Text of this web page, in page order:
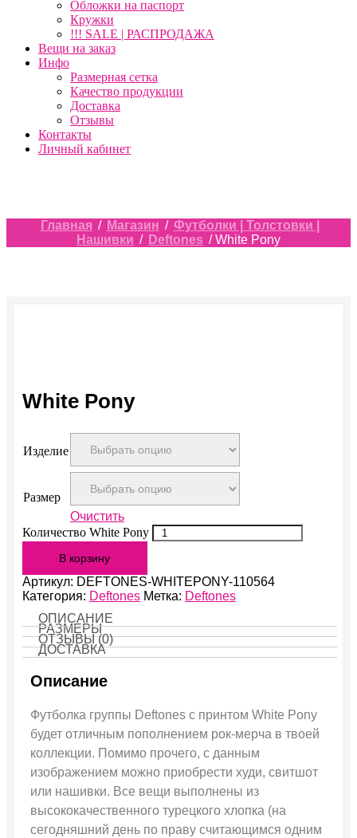
Обложки на паспорт
Кружки
!!! SALE | РАСПРОДАЖА
Вещи на заказ
Инфо
Размерная сетка
Качество продукции
Доставка
Отзывы
Контакты
Личный кабинет
Главная / Магазин / Футболки | Толстовки |
Нашивки / Deftones / White Pony
White Pony
Изделие
Размер
Очистить
Количество White Pony
В корзину
Артикул: DEFTONES-WHITEPONY-110564
Категория: Deftones Метка: Deftones
ОПИСАНИЕ
РАЗМЕРЫ
ОТЗЫВЫ (0)
ДОСТАВКА
Описание
Футболка группы Deftones с принтом White Pony
будет отличным пополнением рок-мерча в твоей
коллекции. Помимо прочего, с данным
изображением можно приобрести худи, свитшот
или нашивки. Все вещи выполнены из
высококачественного турецкого хлопка (на
сегодняшний день по праву считающимся одним